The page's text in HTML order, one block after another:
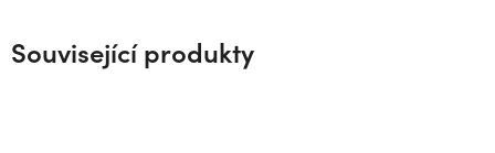
Související produkty